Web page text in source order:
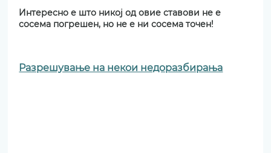
Интересно е што никој од овие ставови не е
сосема погрешен, но не е ни сосема точен!
Разрешување на некои недоразбирања